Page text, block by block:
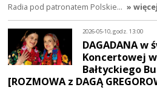
Radia pod patronatem Polskie… » więcej
2026-05-10, godz. 13:00
DAGADANA
Koncertowej
Bałtyckiego
[ROZMOWA z DAGĄ